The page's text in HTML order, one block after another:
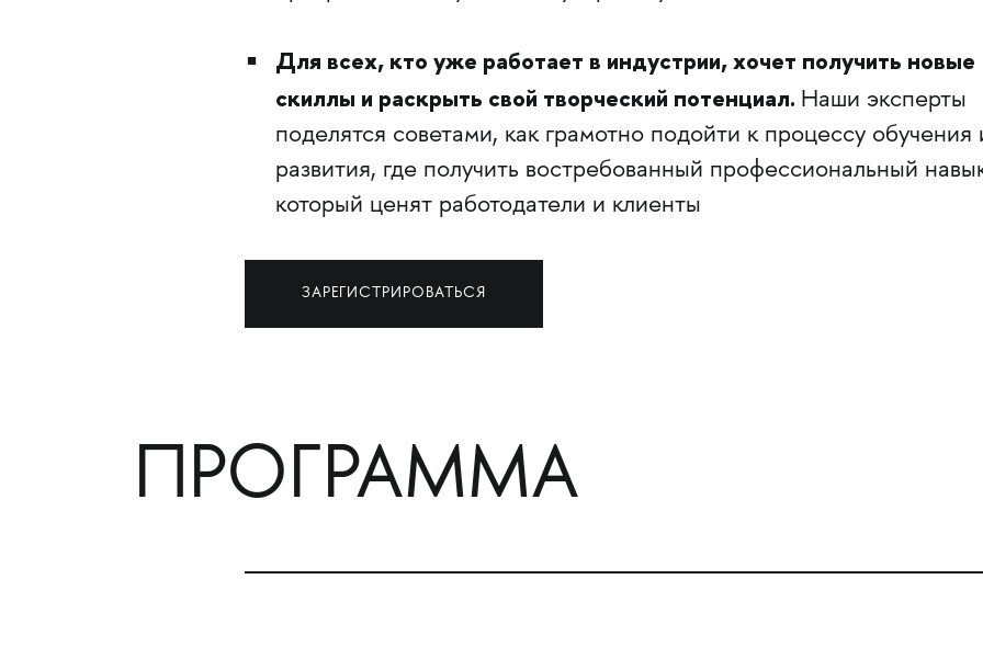
Для всех, кто уже работает в индустрии, хочет получить новые
скиллы и раскрыть свой творческий потенциал. Наши эксперты
поделятся советами, как грамотно подойти к процессу обучения
развития, где получить востребованный профессиональный
который ценят работодатели и клиенты
ЗАРЕГИСТРИРОВАТЬСЯ
ПРОГРАММА